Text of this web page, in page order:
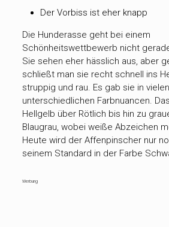
Der Vorbiss ist eher knapp
Die Hunderasse geht bei einem
Schönheitswettbewerb nicht
Sie sehen eher hässlich aus, aber
schließt man sie recht schnell ins
struppig und rau. Es gab sie in vielen
unterschiedlichen Farbnuancen.
Hellgelb über Rötlich bis hin zu
Blaugrau, wobei weiße Abzeichen
Heute wird der Affenpinscher nur
seinem Standard in der Farbe
Werbung